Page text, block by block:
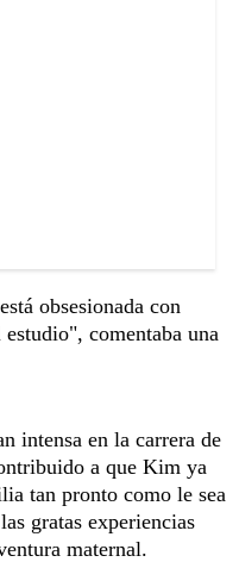
obsesionada con
comentaba una
intensa en la carrera de
a que Kim ya
tan pronto como le sea
gratas experiencias
maternal.